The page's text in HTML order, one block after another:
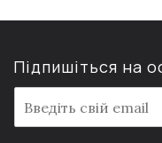
Підпишіться на
m
a